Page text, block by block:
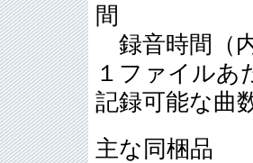
間
録音時間（
１ファイルあ
記録可能な曲
主な同梱品